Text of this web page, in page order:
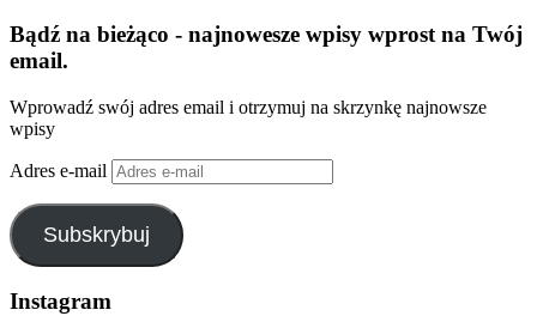
Bądź na bieżąco - najnowesze wpisy wprost na Twój
email.
Wprowadź swój adres email i otrzymuj na skrzynkę najnowsze
wpisy
Adres e-mail
Subskrybuj
Instagram